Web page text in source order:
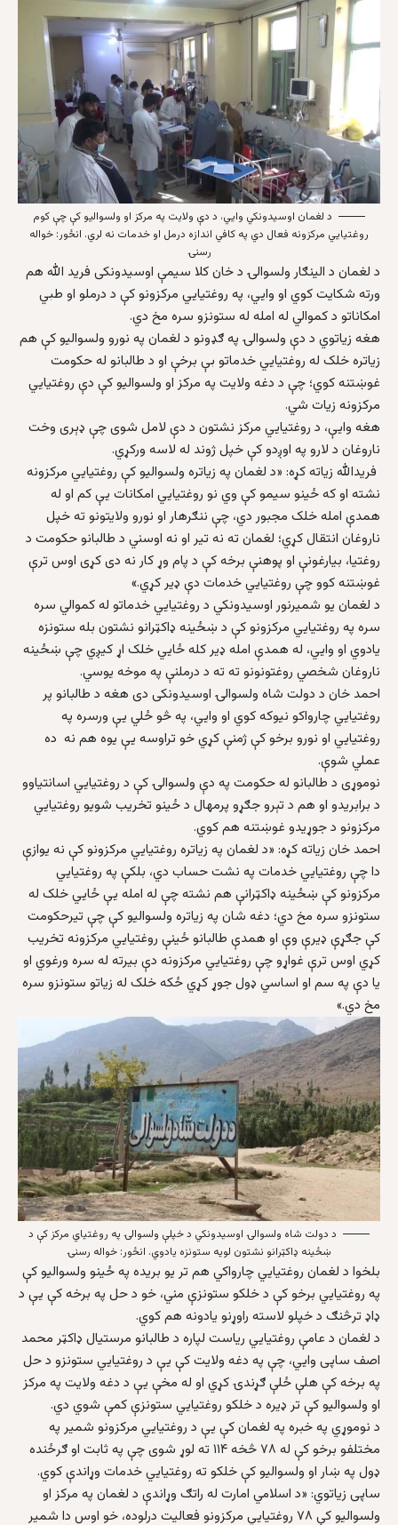
د لغمان اوسیدونکي وایي، د دې ولایت په مرکز او ولسوالیو کې چې کوم
روغتیایي مرکزونه فعال دي په کافي اندازه درمل او خدمات نه لري. انځور: خواله
رسنۍ
د لغمان د الینګار ولسوالۍ د خان کلا سیمې اوسیدونکی فرید الله هم
ورته شکایت کوي او وایي، په روغتیایي مرکزونو کې د درملو او طبي
امکاناتو د کموالي له امله له ستونزو سره مخ دي.
هغه زیاتوي د دې ولسوالۍ په ګډونو د لغمان په نورو ولسوالیو کې هم
زیاتره خلک له روغتیایي خدماتو بې برخې او د طالبانو له حکومت
غوښتنه کوي؛ چې د دغه ولایت په مرکز او ولسوالیو کې دې روغتیایي
مرکزونه زیات شي.
هغه وایې، د روغتیايي مرکز نشتون د دې لامل شوی چې ډېری وخت
ناروغان د لارو په اوږدو کې خپل ژوند له لاسه ورکړي.
فریدالله زیاته کړه: «د لغمان په زیاتره ولسوالیو کې روغتیایي مرکزونه
نشته او که ځینو سیمو کې وي نو روغتیایي امکانات یې کم او له
همدې امله خلک مجبور دي، چې ننګرهار او نورو ولایتونو ته خپل
ناروغان انتقال کړي؛ لغمان ته نه تیر او نه اوسني د طالبانو حکومت د
روغتیا، بیارغونې او پوهنې برخه کې د پام وړ کار نه دی کړی اوس ترې
غوښتنه کوو چې روغتیایي خدمات دې ډیر کړي.»
د لغمان یو شمیرنور اوسیدونکي د روغتیایي خدماتو له کموالي سره
سره په روغتیایي مرکزونو کې د ښځینه ډاکټرانو نشتون بله ستونزه
یادوي او وایي، له همدې امله ډیر کله ځایي خلک اړ کیږي چې ښځینه
ناروغان شخصي روغتونونو ته ته د درملنې په موخه یوسي.
احمد خان د دولت شاه ولسوالۍ اوسیدونکی دی هغه د طالبانو پر
روغتیايي چارواکو نیوکه کوي او وایي، په څو ځلي یې ورسره په
روغتیايي او نورو برخو کې ژمنې کړي خو تراوسه یې یوه هم نه ده
عملي شوې.
نوموړی د طالبانو له حکومت په دې ولسوالۍ کې د روغتیايي اسانتیاوو
د برابریدو او هم د تېرو جګړو پرمهال د ځینو تخریب شویو روغتیایي
مرکزونو د جوړیدو غوښتنه هم کوي.
احمد خان زیاته کړه: «د لغمان په زیاتره روغتیايي مرکزونو کې نه یوازې
دا چې روغتیایي خدمات په نشت حساب دي، بلکې په روغتیايي
مرکزونو کې ښځینه ډاکټرانې هم نشته چې له امله یې ځایي خلک له
ستونزو سره مخ دي؛ دغه شان په زیاتره ولسوالیو کې چې تیرحکومت
کې جګړې ډیرې وې او همدې طالبانو ځینې روغتیایي مرکزونه تخریب
کړي اوس ترې غواړو چې روغتیایي مرکزونه دې بیرته له سره ورغوي او
یا دې په سم او اساسي ډول جوړ کړي ځکه خلک له زیاتو ستونزو سره
مخ دي.»
د دولت شاه ولسوالۍ اوسیدونکي د خپلې ولسوالۍ په روغتیاي مرکز کې د
ښځينه ډاکټرانو نشتون لویه ستونزه یادوي. انځور: خواله رسنۍ
بلخوا د لغمان روغتیایي چارواکي هم تر یو بریده په ځینو ولسوالیو کې
په روغتیایي برخو کې د خلکو ستونزې مني، خو د حل په برخه کې یې د
ډاډ ترڅنګ د خپلو لاسته راوړنو یادونه هم کوي.
د لغمان د عامې روغتیایي ریاست لپاره د طالبانو مرستیال ډاکټر محمد
اصف ساپی وایي، چې په دغه ولایت کې یې د روغتیایي ستونزو د حل
په برخه کې هلې ځلې ګړندۍ کړي او له مخې یې د دغه ولایت په مرکز
او ولسوالیو کې تر ډیره د خلکو روغتیایي ستونزې کمې شوي دي.
د نوموړي په خبره په لغمان کې یې د روغتیايي مرکزونو شمیر په
مختلفو برخو کې له ۷۸ څخه ۱۱۴ ته لوړ شوی چې په ثابت او ګرځنده
ډول په ښار او ولسوالیو کې خلکو ته روغتیایي خدمات وړاندې کوي.
ساپی زیاتوي: «د اسلامي امارت له راتګ وړاندې د لغمان په مرکز او
ولسوالیو کې ۷۸ روغتیایي مرکزونو فعالیت درلوده، خو اوس دا شمیر